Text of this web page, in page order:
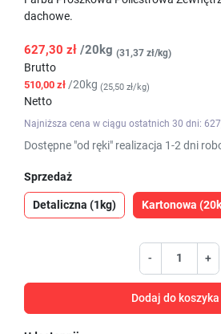
dachowe.
627,30 zł /20kg (31,37 zł/kg)
Brutto
510,00 zł /20kg (25,50 zł/kg)
Netto
Najniższa cena w ciągu ostatnich 30 dni:
Dostępne "od ręki" realizacja 1-2 dni
Sprzedaż
Detaliczna (1kg) Kartonowa
- +
Dodaj do koszyka